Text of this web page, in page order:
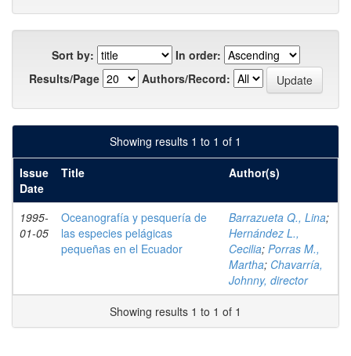
Sort by:
In order:
Results/Page
Authors/Record:
Showing results 1 to 1 of 1
Issue
Date
Title Author(s)
1995-
01-05
Oceanografía y pesquería de
las especies pelágicas
pequeñas en el Ecuador
Barrazueta Q., Lina;
Hernández L.,
Cecilia; Porras M.,
Martha; Chavarría,
Johnny, director
Showing results 1 to 1 of 1